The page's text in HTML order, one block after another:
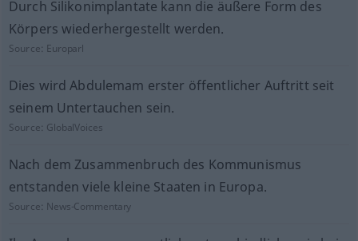
Durch Silikonimplantate kann die äußere Form des
Körpers wiederhergestellt werden.
Source: Europarl
Dies wird Abdulemam erster öffentlicher Auftritt seit
seinem Untertauchen sein.
Source: GlobalVoices
Nach dem Zusammenbruch des Kommunismus
entstanden viele kleine Staaten in Europa.
Source: News-Commentary